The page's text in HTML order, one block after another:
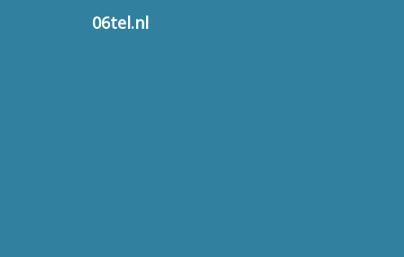
06tel.nl